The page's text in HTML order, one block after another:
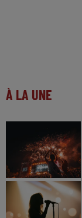
À LA UNE